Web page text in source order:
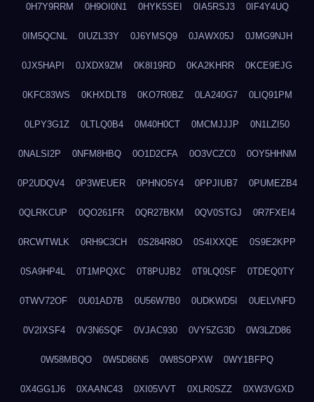
0H7Y9RRM 0H9OI0N1 0HYK5SEI 0IA5RSJ3 0IF4Y4UQ
0IM5QCNL 0IUZL33Y 0J6YMSQ9 0JAWX05J 0JMG9NJH
0JX5HAPI 0JXDX9ZM 0K8I19RD 0KA2KHRR 0KCE9EJG
0KFC83WS 0KHXDLT8 0KO7R0BZ 0LA240G7 0LIQ91PM
0LPY3G1Z 0LTLQ0B4 0M40H0CT 0MCMJJJP 0N1LZI50
0NALSI2P 0NFM8HBQ 0O1D2CFA 0O3VCZC0 0OY5HHNM
0P2UDQV4 0P3WEUER 0PHNO5Y4 0PPJIUB7 0PUMEZB4
0QLRKCUP 0QO261FR 0QR27BKM 0QV0STGJ 0R7FXEI4
0RCWTWLK 0RH9C3CH 0S284R8O 0S4IXXQE 0S9E2KPP
0SA9HP4L 0T1MPQXC 0T8PUJB2 0T9LQ0SF 0TDEQ0TY
0TWV72OF 0U01AD7B 0U56W7B0 0UDKWD5I 0UELVNFD
0V2IXSF4 0V3N6SQF 0VJAC930 0VY5ZG3D 0W3LZD86
0W58MBQO 0W5D86N5 0W8SOPXW 0WY1BFPQ
0X4GG1J6 0XAANC43 0XI05VVT 0XLR0SZZ 0XW3VGXD